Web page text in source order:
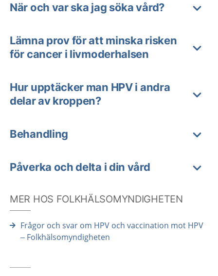
När och var ska jag söka vård?
Lämna prov för att minska risken
för cancer i livmoderhalsen
Hur upptäcker man HPV i andra
delar av kroppen?
Behandling
Påverka och delta i din vård
MER HOS FOLKHÄLSOMYNDIGHETEN
Frågor och svar om HPV och vaccination mot HPV
– Folkhälsomyndigheten